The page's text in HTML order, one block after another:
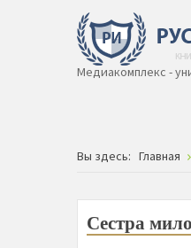
Медиакомплекс -
Вы здесь: Главная
Сестра